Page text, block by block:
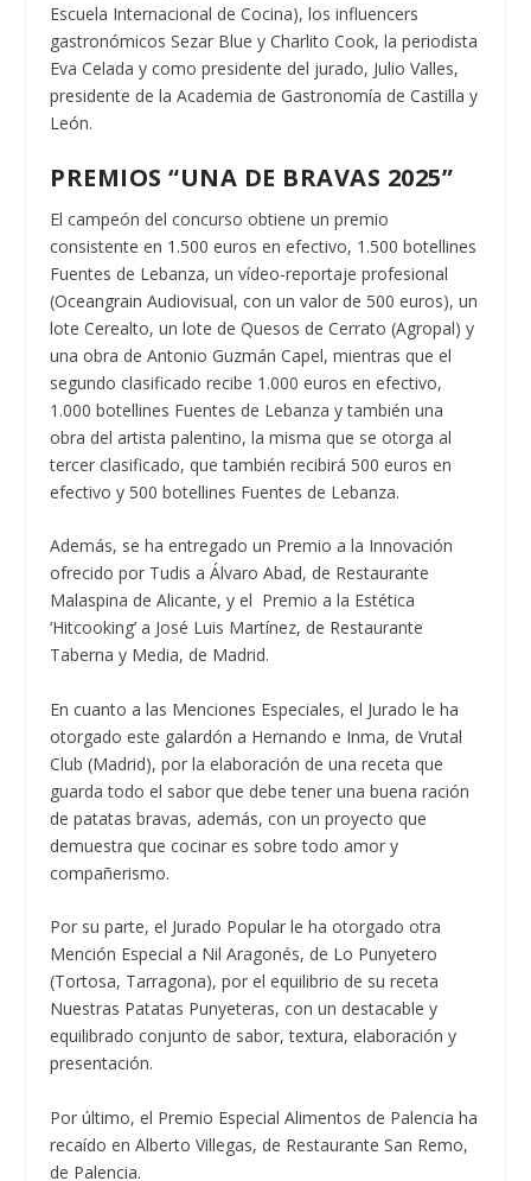
Escuela Internacional de Cocina), los influencers
gastronómicos Sezar Blue y Charlito Cook, la periodista
Eva Celada y como presidente del jurado, Julio Valles,
presidente de la Academia de Gastronomía de Castilla y
León.
PREMIOS “UNA DE BRAVAS 2025”
El campeón del concurso obtiene un premio
consistente en 1.500 euros en efectivo, 1.500 botellines
Fuentes de Lebanza, un vídeo-reportaje profesional
(Oceangrain Audiovisual, con un valor de 500 euros), un
lote Cerealto, un lote de Quesos de Cerrato (Agropal) y
una obra de Antonio Guzmán Capel, mientras que el
segundo clasificado recibe 1.000 euros en efectivo,
1.000 botellines Fuentes de Lebanza y también una
obra del artista palentino, la misma que se otorga al
tercer clasificado, que también recibirá 500 euros en
efectivo y 500 botellines Fuentes de Lebanza.
Además, se ha entregado un Premio a la Innovación
ofrecido por Tudis a Álvaro Abad, de Restaurante
Malaspina de Alicante, y el Premio a la Estética
‘Hitcooking’ a José Luis Martínez, de Restaurante
Taberna y Media, de Madrid.
En cuanto a las Menciones Especiales, el Jurado le ha
otorgado este galardón a Hernando e Inma, de Vrutal
Club (Madrid), por la elaboración de una receta que
guarda todo el sabor que debe tener una buena ración
de patatas bravas, además, con un proyecto que
demuestra que cocinar es sobre todo amor y
compañerismo.
Por su parte, el Jurado Popular le ha otorgado otra
Mención Especial a Nil Aragonés, de Lo Punyetero
(Tortosa, Tarragona), por el equilibrio de su receta
Nuestras Patatas Punyeteras, con un destacable y
equilibrado conjunto de sabor, textura, elaboración y
presentación.
Por último, el Premio Especial Alimentos de Palencia ha
recaído en Alberto Villegas, de Restaurante San Remo,
de Palencia.